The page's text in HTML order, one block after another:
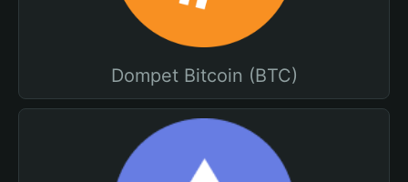
Dompet Bitcoin (BTC)